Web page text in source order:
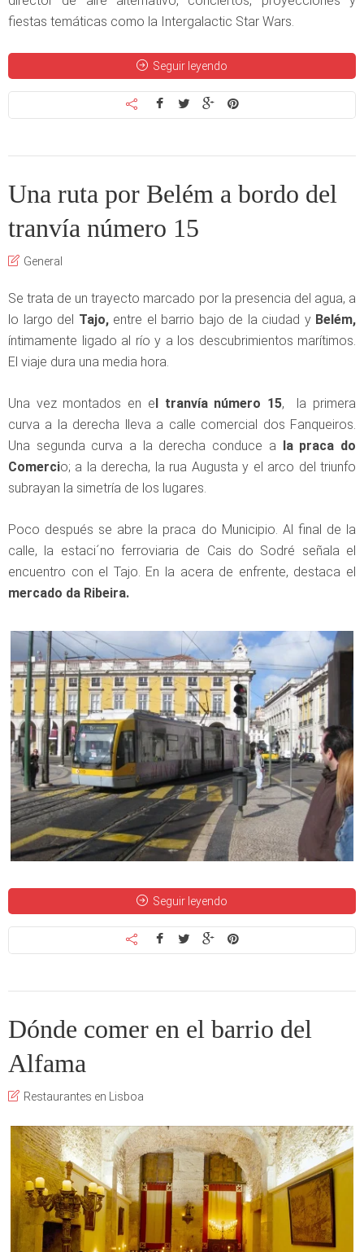
fiestas temáticas como la Intergalactic Star Wars.
Seguir leyendo
Una ruta por Belém a bordo del
tranvía número 15
General
Se trata de un trayecto marcado por la presencia del agua, a
lo largo del Tajo,entre el barrio bajo de la ciudad y Belém,
íntimamente ligado al río y a los descubrimientos marítimos.
El viaje dura una media hora.
Una vez montados en e l tranvía número 15, la primera
curva a la derecha lleva a calle comercial dos Fanqueiros.
Una segunda curva a la derecha conduce a
la praca do
Comercio; a la derecha, la rua Augusta y el arco del triunfo
subrayan la simetría de los lugares.
Poco después se abre la praca do Municipio. Al final de la
calle, la estaci´no ferroviaria de Cais do Sodré señala el
encuentro con el Tajo. En la acera de enfrente, destaca el
mercado da Ribeira.
Seguir leyendo
Dónde comer en el barrio del
Alfama
Restaurantes en Lisboa